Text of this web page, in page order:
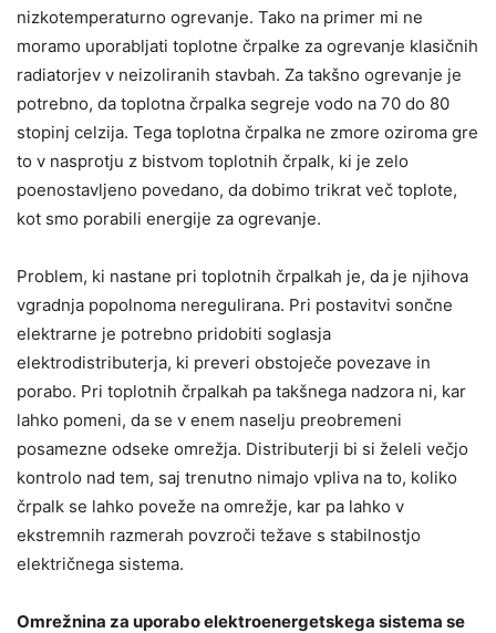
nizkotemperaturno ogrevanje. Tako na primer mi ne
moramo uporabljati toplotne črpalke za ogrevanje klasičnih
radiatorjev v neizoliranih stavbah. Za takšno ogrevanje je
potrebno, da toplotna črpalka segreje vodo na 70 do 80
stopinj celzija. Tega toplotna črpalka ne zmore oziroma gre
to v nasprotju z bistvom toplotnih črpalk, ki je zelo
poenostavljeno povedano, da dobimo trikrat več toplote,
kot smo porabili energije za ogrevanje.
Problem, ki nastane pri toplotnih črpalkah je, da je njihova
vgradnja popolnoma neregulirana. Pri postavitvi sončne
elektrarne je potrebno pridobiti soglasja
elektrodistributerja, ki preveri obstoječe povezave in
porabo. Pri toplotnih črpalkah pa takšnega nadzora ni, kar
lahko pomeni, da se v enem naselju preobremeni
posamezne odseke omrežja. Distributerji bi si želeli večjo
kontrolo nad tem, saj trenutno nimajo vpliva na to, koliko
črpalk se lahko poveže na omrežje, kar pa lahko v
ekstremnih razmerah povzroči težave s stabilnostjo
električnega sistema.
Omrežnina za uporabo elektroenergetskega sistema se